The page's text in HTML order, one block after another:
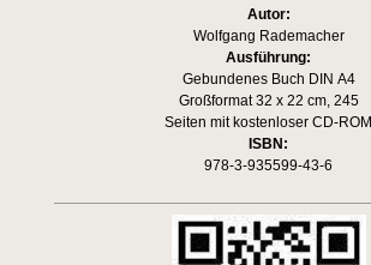
Autor:
Wolfgang Rademacher
Ausführung:
Gebundenes Buch DIN A4
Großformat 32 x 22 cm, 245
Seiten mit kostenloser CD-ROM
ISBN:
978-3-935599-43-6